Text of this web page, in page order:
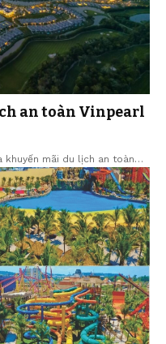
an toàn Vinpearl
khuyến mãi du lịch an toàn…